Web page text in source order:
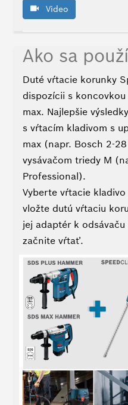
Video
Ako sa
Duté vŕtacie korunky
dispozícii s
max. Najlepšie
s vŕtacím kladivom s
max (napr. Bosch 2-
vysávačom triedy M
Professional).
Vyberte vŕtacie
vložte dutú vŕtaciu
jej adaptér k
začnite vŕtať.